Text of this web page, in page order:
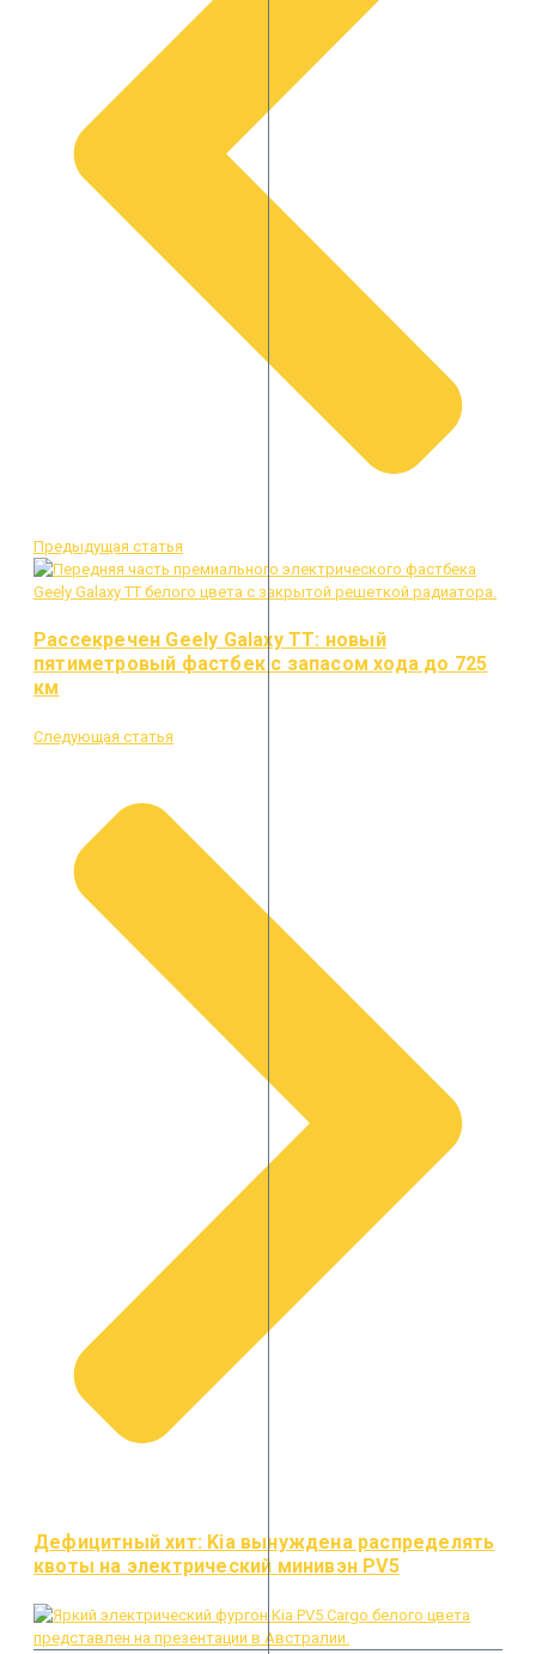
Предыдущая статья
Рассекречен Geely Galaxy TT: новый
пятиметровый фастбек с запасом хода до 725
км
Следующая статья
Дефицитный хит: Kia вынуждена распределять
квоты на электрический минивэн PV5